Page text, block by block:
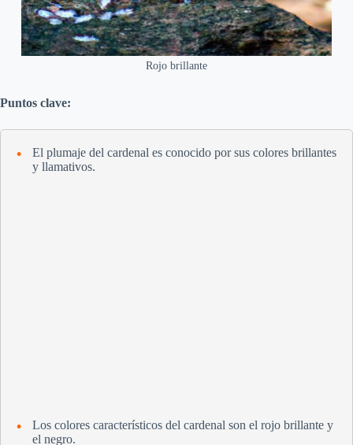
Rojo brillante
Puntos clave:
El plumaje del cardenal es conocido por sus colores brillantes
y llamativos.
Los colores característicos del cardenal son el rojo brillante y
el negro.